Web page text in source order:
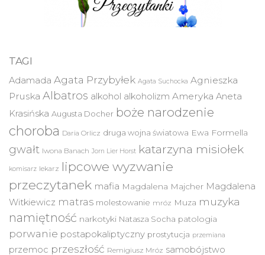
TAGI
Adamada Agata Przybyłek Agata Suchocka Agnieszka
Pruska Albatros alkohol alkoholizm Ameryka Aneta
Krasińska Augusta Docher boże narodzenie
choroba Daria Orlicz druga wojna światowa Ewa Formella
gwałt Iwona Banach Jorn Lier Horst katarzyna misiołek
komisarz lekarz lipcowe wyzwanie
przeczytanek mafia Magdalena Majcher Magdalena
Witkiewicz matras molestowanie mróz Muza muzyka
namiętność narkotyki Natasza Socha patologia
porwanie postapokaliptyczny prostytucja przemiana
przemoc przeszłość Remigiusz Mróz samobójstwo